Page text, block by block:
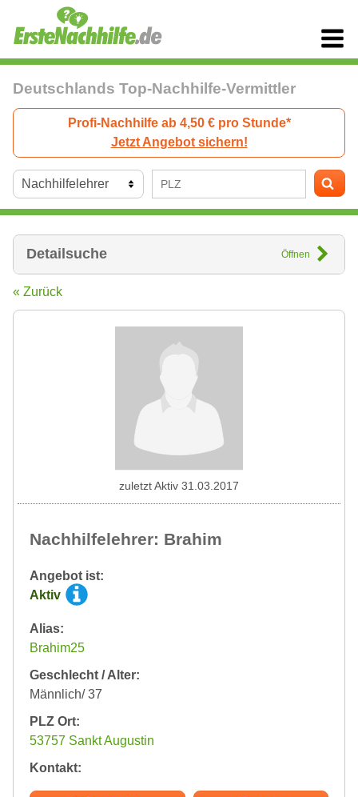
Deutschlands Top-Nachhilfe-Vermittler
Profi-Nachhilfe ab 4,50 € pro Stunde*
Jetzt Angebot sichern!
Detailsuche Öffnen
« Zurück
Nachhilfelehrer: Brahim
Angebot ist:
Aktiv
Alias:
Brahim25
Geschlecht / Alter:
Männlich/ 37
PLZ Ort:
53757 Sankt Augustin
Kontakt:
zuletzt Aktiv 31.03.2017